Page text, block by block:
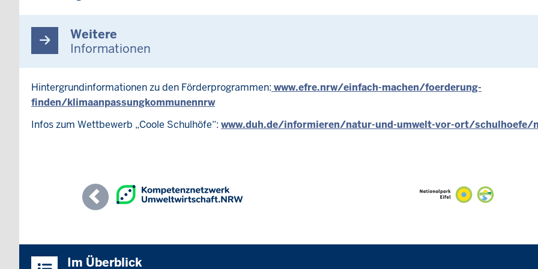
Weitere
Informationen
Hintergrundinformationen zu den Förderprogrammen: www.efre.nrw/einfach-machen/foerderung-
finden/klimaanpassungkommunennrw
Infos zum Wettbewerb „Coole Schulhöfe“: www.duh.de/informieren/natur-und-umwelt-vor-ort/schulhoefe/
Previous
Im Überblick